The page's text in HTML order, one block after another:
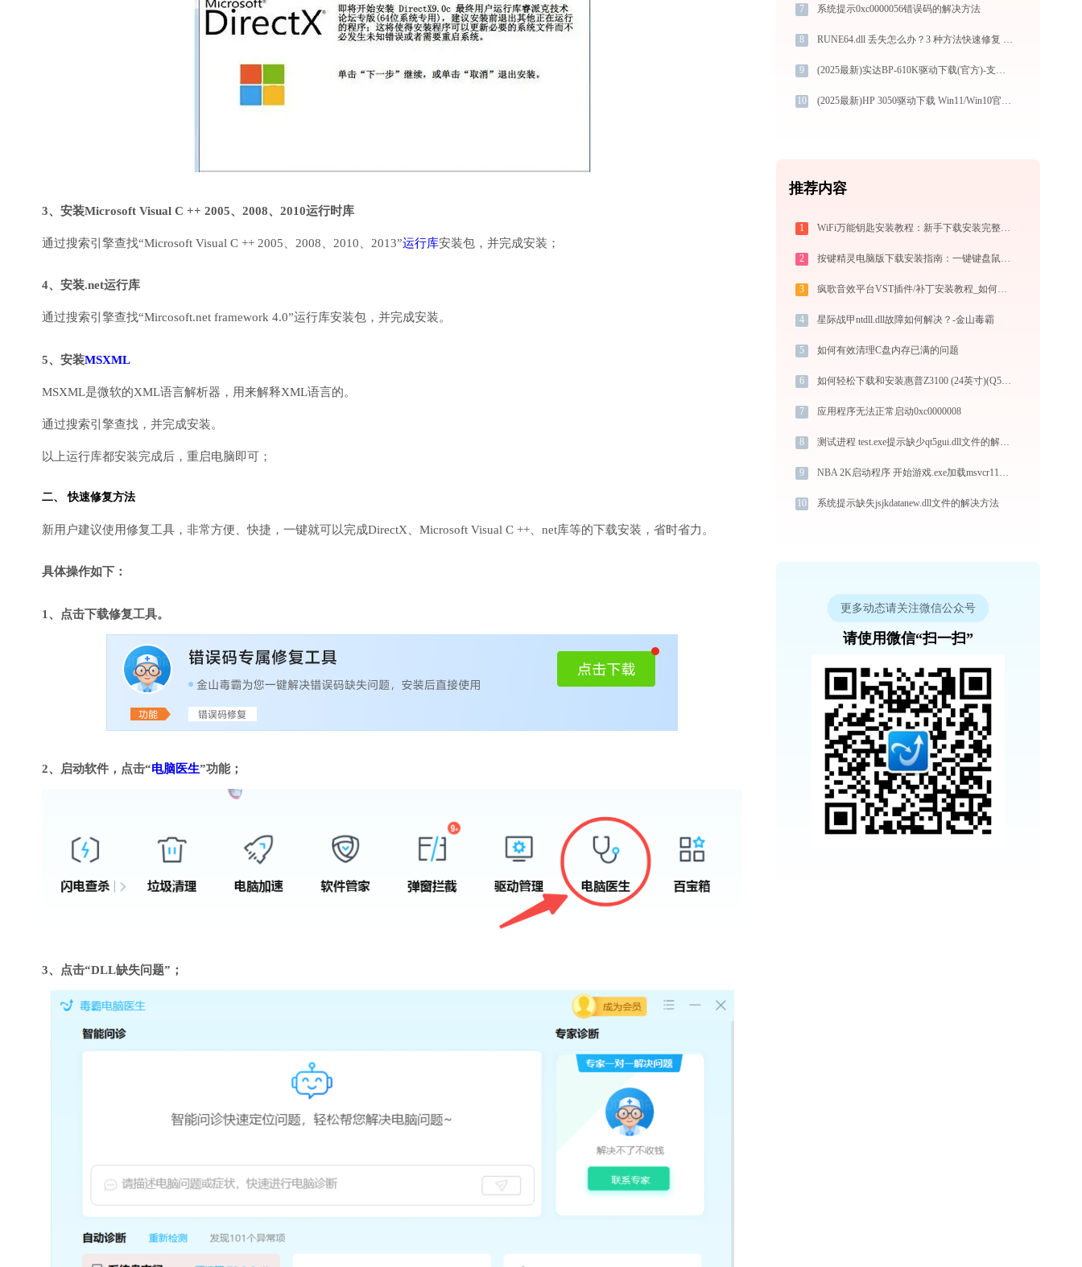
3、安装Microsoft Visual C ++ 2005、2008、2010运行时库
通过搜索引擎查找“Microsoft Visual C ++ 2005、2008、2010、2013”运行库安装包，并完成安装；
4、安装.net运行库
通过搜索引擎查找“Mircosoft.net framework 4.0”运行库安装包，并完成安装。
5、安装MSXML
MSXML是微软的XML语言解析器，用来解释XML语言的。
通过搜索引擎查找，并完成安装。
以上运行库都安装完成后，重启电脑即可；
二、 快速修复方法
新用户建议使用修复工具，非常方便、快捷，一键就可以完成DirectX、Microsoft Visual C ++、net库等的下载安装，省时省力。
具体操作如下：
1、点击下载修复工具。
2、启动软件，点击“电脑医生”功能；
3、点击“DLL缺失问题”；
7 系统提示0xc0000056错误码的解决方法
8 RUNE64.dll 丢失怎么办？3 种方法快速修复 - 专家教程
9 (2025最新)实达BP-610K驱动下载(官方)-支持Win10/Win11
10 (2025最新)HP 3050驱动下载 Win11/Win10官方版
推荐内容
1 WiFi万能钥匙安装教程：新手下载安装完整图文步骤
2 按键精灵电脑版下载安装指南：一键键盘鼠标模拟实现电脑自动办公与挂机
3 疯歌音效平台VST插件/补丁安装教程_如何加载插件效果包
4 星际战甲ntdll.dll故障如何解决？-金山毒霸
5 如何有效清理C盘内存已满的问题
6 如何轻松下载和安装惠普Z3100 (24英寸)(Q5669A)打印机驱动？跟着这篇指南走
7 应用程序无法正常启动0xc0000008
8 测试进程 test.exe提示缺少qt5gui.dll文件的解决办法
9 NBA 2K启动程序 开始游戏.exe加载msvcr110.dll文件丢失处理办法
10 系统提示缺失jsjkdatanew.dll文件的解决方法
更多动态请关注微信公众号
请使用微信“扫一扫”